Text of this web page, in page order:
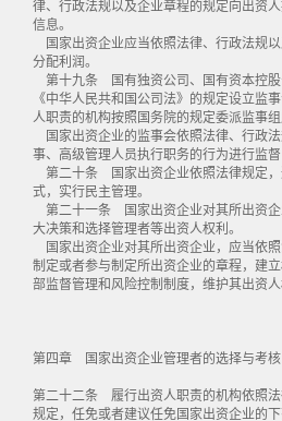
律、行政法规以及企业章程的规定向出资
信息。
国家出资企业应当依照法律、行政法规
分配利润。
第十九条 国有独资公司、国有资本控股
《中华人民共和国公司法》的规定设立监
人职责的机构按照国务院的规定委派监事组
国家出资企业的监事会依照法律、行政
事、高级管理人员执行职务的行为进行监
第二十条 国家出资企业依照法律规定
式，实行民主管理。
第二十一条 国家出资企业对其所出资
大决策和选择管理者等出资人权利。
国家出资企业对其所出资企业，应当依
制定或者参与制定所出资企业的章程，建
部监督管理和风险控制制度，维护其出资人
第四章 国家出资企业管理者的选择与考核
第二十二条 履行出资人职责的机构依照
规定，任免或者建议任免国家出资企业的下